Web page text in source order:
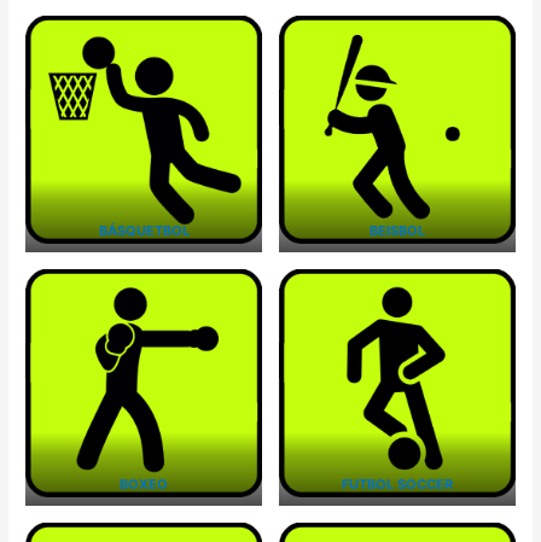
BÁSQUETBOL BEISBOL
BOXEO FUTBOL SOCCER